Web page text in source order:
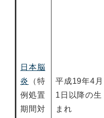
日本脳
炎
（特
例処置
期間対
平成19年4月
1日以降の生
まれ